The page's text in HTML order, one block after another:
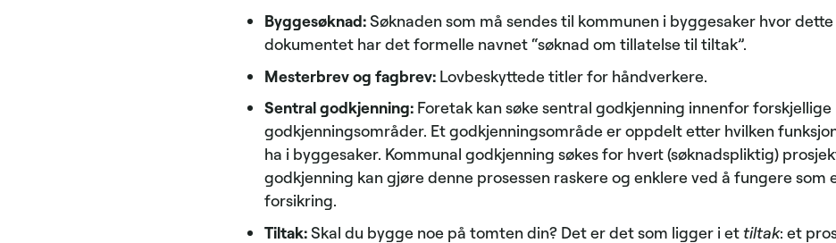
Byggesøknad:Søknaden som må sendes til kommunen i byggesaker hvor dette
dokumentet har det formelle navnet “søknad om tillatelse til tiltak”.
Mesterbrev og fagbrev: Lovbeskyttede titler for håndverkere.
Sentral godkjenning: Foretak kan søke sentral godkjenning innenfor forskjellige
godkjenningsområder. Et godkjenningsområde er oppdelt etter hvilken
ha i byggesaker. Kommunal godkjenning søkes for hvert (søknadspliktig)
godkjenning kan gjøre denne prosessen raskere og enklere ved å fungere som
forsikring.
Tiltak:Skal du bygge noe på tomten din? Det er det som ligger i ettiltak: et